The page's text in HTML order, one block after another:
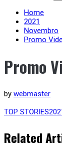
Home
2021
Novembro
Promo
Promo
Published
Novembro
15,
by webmaster
TOP STORIES
Related